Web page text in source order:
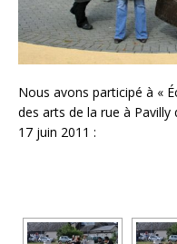
Nous avons participé à «
des arts de la rue à
17 juin 2011 :